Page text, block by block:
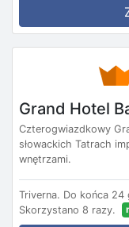
Grand Hotel
Czterogwiazdkowy
słowackich Tatrach
wnętrzami.
Triverna. Do końca 24
Skorzystano 8 razy.